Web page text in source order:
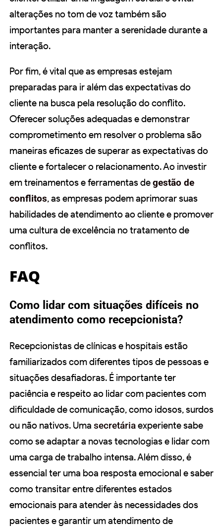
alterações no tom de voz também são
importantes para manter a serenidade durante a
interação.
Por fim, é vital que as empresas estejam
preparadas para ir além das expectativas do
cliente na busca pela resolução do conflito.
Oferecer soluções adequadas e demonstrar
comprometimento em resolver o problema são
maneiras eficazes de superar as expectativas do
cliente e fortalecer o relacionamento. Ao investir
em treinamentos e ferramentas degestão de
conflitos, as empresas podem aprimorar suas
habilidades de atendimento ao cliente e promover
uma cultura de excelência no tratamento de
conflitos.
FAQ
Como lidar com situações difíceis no
atendimento como recepcionista?
Recepcionistas de clínicas e hospitais estão
familiarizados com diferentes tipos de pessoas e
situações desafiadoras. É importante ter
paciência e respeito ao lidar com pacientes com
dificuldade de comunicação, como idosos, surdos
ou não nativos. Uma secretáriaexperiente sabe
como se adaptar a novas tecnologias e lidar com
uma carga de trabalho intensa. Além disso, é
essencial ter uma boa resposta emocional e saber
como transitar entre diferentes estados
emocionais para atender às necessidades dos
pacientes e garantir um atendimento de